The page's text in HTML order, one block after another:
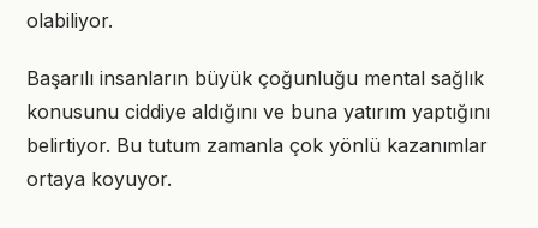
olabiliyor.
Başarılı insanların büyük çoğunluğu mental sağlık
konusunu ciddiye aldığını ve buna yatırım yaptığını
belirtiyor. Bu tutum zamanla çok yönlü kazanımlar
ortaya koyuyor.